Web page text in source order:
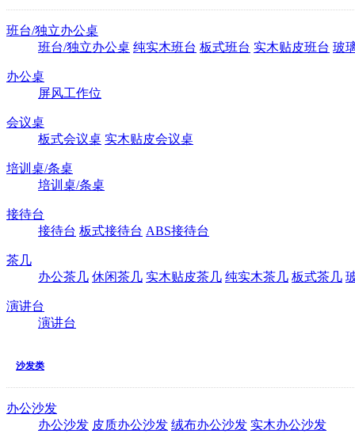
班台/独立办公桌
班台/独立办公桌 纯实木班台 板式班台 实木贴皮班台 玻
办公桌
屏风工作位
会议桌
板式会议桌 实木贴皮会议桌
培训桌/条桌
培训桌/条桌
接待台
接待台 板式接待台 ABS接待台
茶几
办公茶几 休闲茶几 实木贴皮茶几 纯实木茶几 板式茶几
演讲台
演讲台
沙发类
办公沙发
办公沙发 皮质办公沙发 绒布办公沙发 实木办公沙发